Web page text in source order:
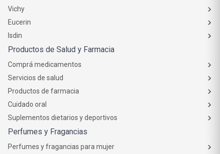
Vichy
Eucerin
Isdin
Productos de Salud y Farmacia
Comprá medicamentos
Servicios de salud
Productos de farmacia
Cuidado oral
Suplementos dietarios y deportivos
Perfumes y Fragancias
Perfumes y fragancias para mujer